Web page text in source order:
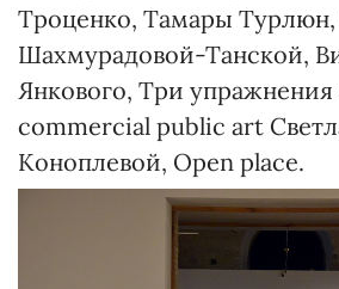
Троценко, Тамары
Шахмурадовой-Танской,
Янкового, Три упражнения
commercial public art
Коноплевой, Open place.